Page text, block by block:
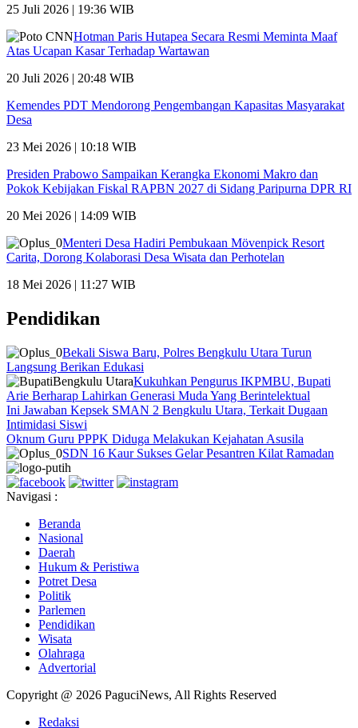
25 Juli 2026 | 19:36 WIB
Hotman Paris Hutapea Secara Resmi Meminta Maaf
Atas Ucapan Kasar Terhadap Wartawan
20 Juli 2026 | 20:48 WIB
Kemendes PDT Mendorong Pengembangan Kapasitas Masyarakat
Desa
23 Mei 2026 | 10:18 WIB
Presiden Prabowo Sampaikan Kerangka Ekonomi Makro dan
Pokok Kebijakan Fiskal RAPBN 2027 di Sidang Paripurna DPR RI
20 Mei 2026 | 14:09 WIB
Menteri Desa Hadiri Pembukaan Mövenpick Resort
Carita, Dorong Kolaborasi Desa Wisata dan Perhotelan
18 Mei 2026 | 11:27 WIB
Pendidikan
Bekali Siswa Baru, Polres Bengkulu Utara Turun
Langsung Berikan Edukasi
Kukuhkan Pengurus IKPMBU, Bupati
Arie Berharap Lahirkan Generasi Muda Yang Berintelektual
Ini Jawaban Kepsek SMAN 2 Bengkulu Utara, Terkait Dugaan
Intimidasi Siswi
Oknum Guru PPPK Diduga Melakukan Kejahatan Asusila
SDN 16 Kaur Sukses Gelar Pesantren Kilat Ramadan
Navigasi :
Beranda
Nasional
Daerah
Hukum & Peristiwa
Potret Desa
Politik
Parlemen
Pendidikan
Wisata
Olahraga
Advertorial
Copyright @ 2026 PaguciNews, All Rights Reserved
Redaksi